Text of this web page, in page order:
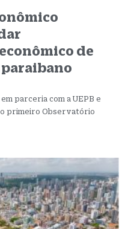
de
parceria com a UEPB e
primeiro Observatório